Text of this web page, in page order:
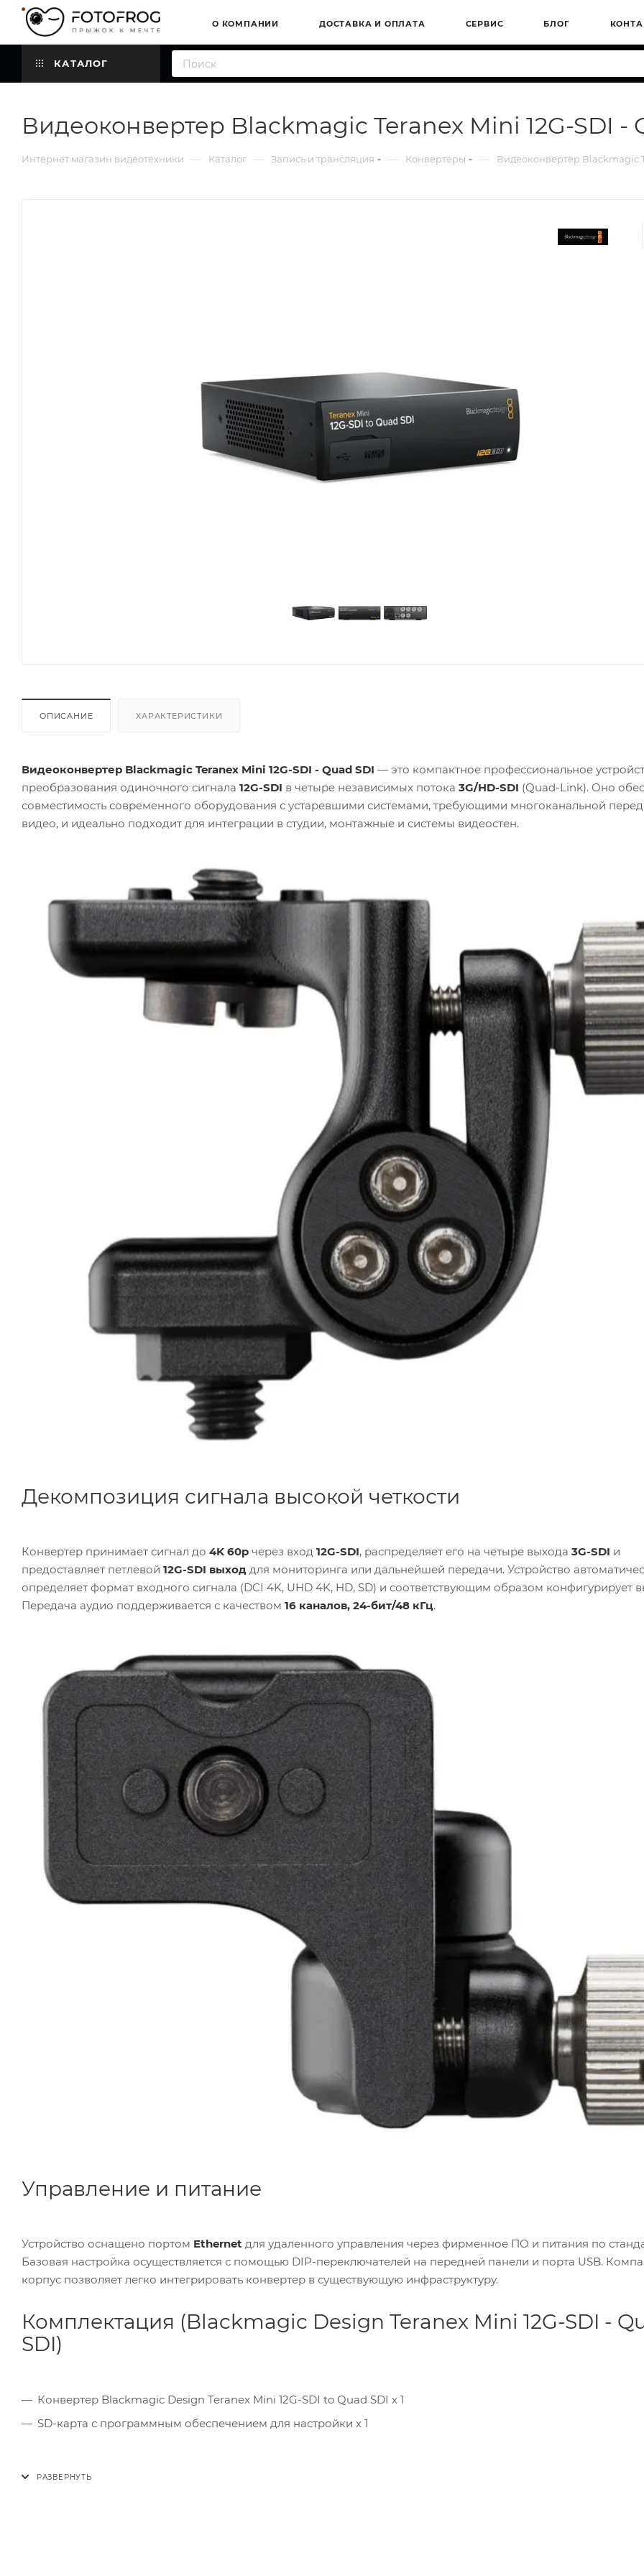
О КОМПАНИИ ДОСТАВКА И ОПЛАТА СЕРВИС БЛОГ
КАТАЛОГ
Видеоконвертер Blackmagic Teranex Mini 12G-SDI -
Интернет магазин видеотехники — Каталог — Запись и трансляция — Конвертеры — Видеоконвертер Blackmagic
ОПИСАНИЕ ХАРАКТЕРИСТИКИ
Видеоконвертер Blackmagic Teranex Mini 12G-SDI - Quad SDI — это компактное профессиональное
преобразования одиночного сигнала 12G-SDI в четыре независимых потока 3G/HD-SDI (Quad-Link). Оно
совместимость современного оборудования с устаревшими системами, требующими многоканальной
видео, и идеально подходит для интеграции в студии, монтажные и системы видеостен.
Декомпозиция сигнала высокой четкости
Конвертер принимает сигнал до 4K 60p через вход 12G-SDI, распределяет его на четыре выхода 3G-SDI и
предоставляет петлевой 12G-SDI выход для мониторинга или дальнейшей передачи. Устройство
определяет формат входного сигнала (DCI 4K, UHD 4K, HD, SD) и соответствующим образом конфигурирует
Передача аудио поддерживается с качеством 16 каналов, 24-бит/48 кГц.
Управление и питание
Устройство оснащено портом Ethernet для удаленного управления через фирменное ПО и питания по
Базовая настройка осуществляется с помощью DIP-переключателей на передней панели и порта USB.
корпус позволяет легко интегрировать конвертер в существующую инфраструктуру.
Комплектация (Blackmagic Design Teranex Mini 12G-SDI -
SDI)
Конвертер Blackmagic Design Teranex Mini 12G-SDI to Quad SDI х 1
SD-карта с программным обеспечением для настройки х 1